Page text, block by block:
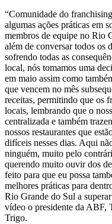
“Comunidade do
algumas ações práticas em
membros de equipe no Rio
além de conversar todos os
sofrendo todas as
local, nós tomamos uma
em maio assim como
que vencem no mês
receitas, permitindo que os
locais, lembrando que o
centralizada e também
nossos restaurantes que
difíceis nesses dias. Aqui
ninguém, muito pelo
querendo muito ouvir dos
feito para que eu possa
melhores práticas para
Rio Grande do Sul a
vídeo o presidente da
Trigo.